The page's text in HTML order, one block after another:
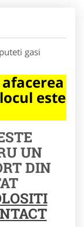
gasi
este
UN
DIN